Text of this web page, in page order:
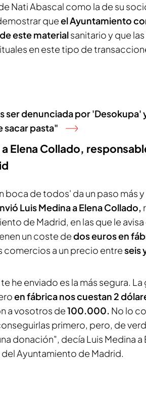
Nati Abascal como la de su
queel Ayuntamiento
este materialsanitario y que
en este tipo de
ser denunciada por 'Desokupa'
sacar pasta"
Elena Collado,
boca de todos' da un paso más
Luis Medina a Elena Collado,
de Madrid, en las que le avisa
un coste dedos euros en
comercios a un precio entreseis
he enviado es la más segura.
en fábrica nos cuestan 2
a vosotros de100.000. No lo
primero, pero, de
donación", decía Luis Medina a
Ayuntamiento de Madrid.